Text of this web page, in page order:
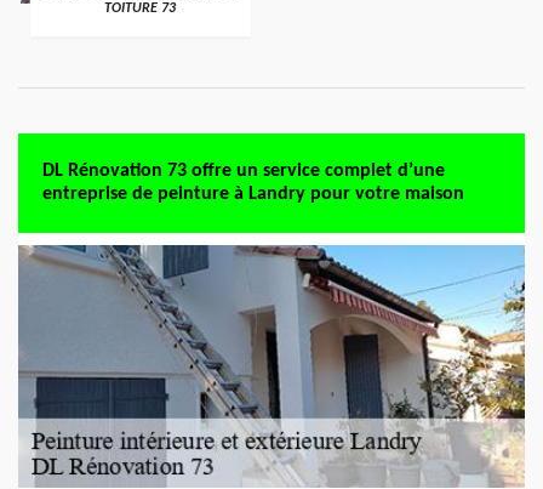
TOITURE 73
DL Rénovation 73 offre un service complet d’une
entreprise de peinture à Landry pour votre maison